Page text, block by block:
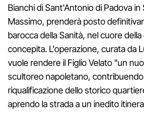
Bianchi di Sant'Antonio di Padova in
Massimo, prenderà posto
barocca della Sanità, nel cuore
concepita. L'operazione, curata da
vuole rendere il Figlio Velato "un
scultoreo napoletano, contribuendo
riqualificazione dello storico
aprendo la strada a un inedito